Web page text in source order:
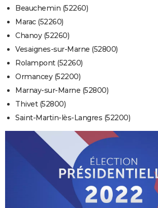
Beauchemin (52260)
Marac (52260)
Chanoy (52260)
Vesaignes-sur-Marne (52800)
Rolampont (52260)
Ormancey (52200)
Marnay-sur-Marne (52800)
Thivet (52800)
Saint-Martin-lès-Langres (52200)